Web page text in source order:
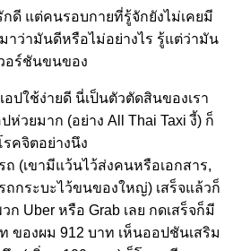
ดี แต่คนรอบกายที่รู้จักยังไม่เคยมี
าว่ามันดีหรือไม่อย่างไร รู้แต่ว่ามัน
วอร์ชันขนของ
ปใช้ง่ายดี นี่เป็นตัวตัดสินของเรา
ห่วยมาก (อย่าง All Thai Taxi งี้) ก็
รคจิตอย่างนึง
ถ (เขามีแว้นไว้ส่งคนหรือเอกสาร,
ถกระบะไว้ขนของใหญ่) เสร็จแล้วก็
ก Uber หรือ Grab เลย กดเสร็จก็มี
ของผม 912 บาท เห็นออปชันเสริม